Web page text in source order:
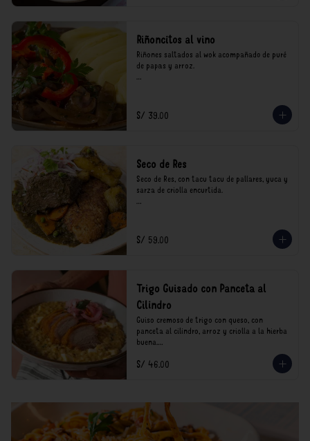
Riñoncitos al vino
Riñones saltados al wok acompañado de puré
de papas y arroz.
consumo.
S/ 39.00
Seco de Res
Seco de Res, con tacu tacu de pallares, yuca y
sarza de criolla encurtida.
consumo.
S/ 59.00
Trigo Guisado con Panceta al
Cilindro
Guiso cremoso de trigo con queso, con
panceta al cilindro, arroz y criolla a la hierba
buena.
*Nuestros precios están expresados en soles e
S/ 46.00